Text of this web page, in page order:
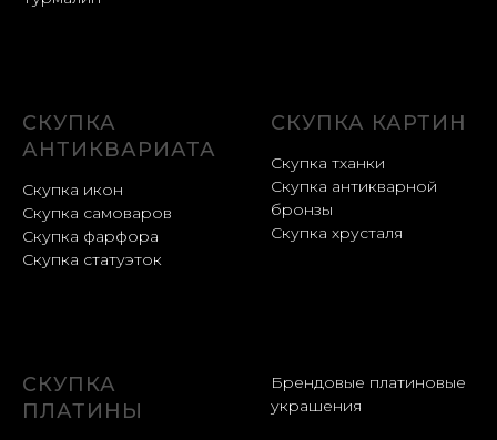
СКУПКА
АНТИКВАРИАТА
Скупка икон
Скупка самоваров
Скупка фарфора
Скупка статуэток
СКУПКА КАРТИН
Скупка тханки
Скупка антикварной
бронзы
Скупка хрусталя
СКУПКА
ПЛАТИНЫ
Брендовые платиновые
украшения